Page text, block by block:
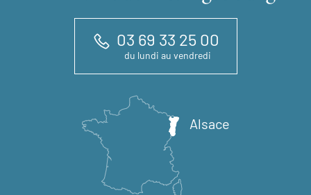
03 69 33 25 00
du lundi au vendredi
Alsace